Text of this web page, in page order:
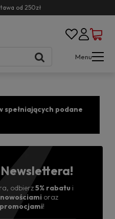
od 250zł
Menu
podane
Newslettera!
odbierz5% rabatu i
nowościami oraz
promocjami!